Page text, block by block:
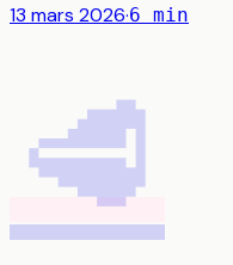
13 mars 2026·6 min
🥩